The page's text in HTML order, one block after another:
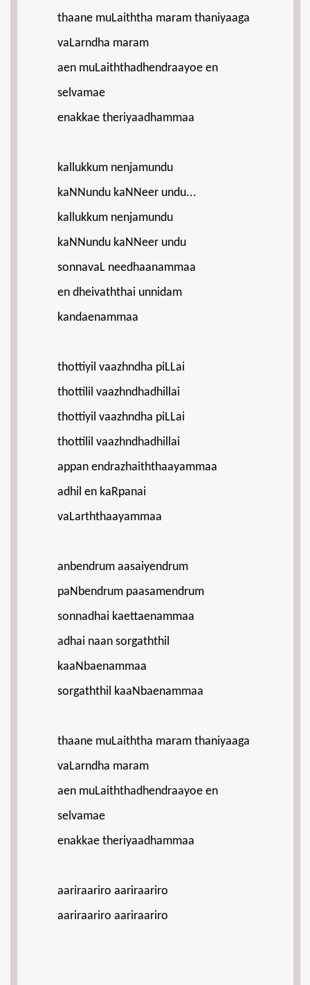
thaane muLaiththa maram thaniyaaga
vaLarndha maram
aen muLaiththadhendraayoe en
selvamae
enakkae theriyaadhammaa
kallukkum nenjamundu
kaNNundu kaNNeer undu...
kallukkum nenjamundu
kaNNundu kaNNeer undu
sonnavaL needhaanammaa
en dheivaththai unnidam
kandaenammaa
thottiyil vaazhndha piLLai
thottilil vaazhndhadhillai
thottiyil vaazhndha piLLai
thottilil vaazhndhadhillai
appan endrazhaiththaayammaa
adhil en kaRpanai
vaLarththaayammaa
anbendrum aasaiyendrum
paNbendrum paasamendrum
sonnadhai kaettaenammaa
adhai naan sorgaththil
kaaNbaenammaa
sorgaththil kaaNbaenammaa
thaane muLaiththa maram thaniyaaga
vaLarndha maram
aen muLaiththadhendraayoe en
selvamae
enakkae theriyaadhammaa
aariraariro aariraariro
aariraariro aariraariro